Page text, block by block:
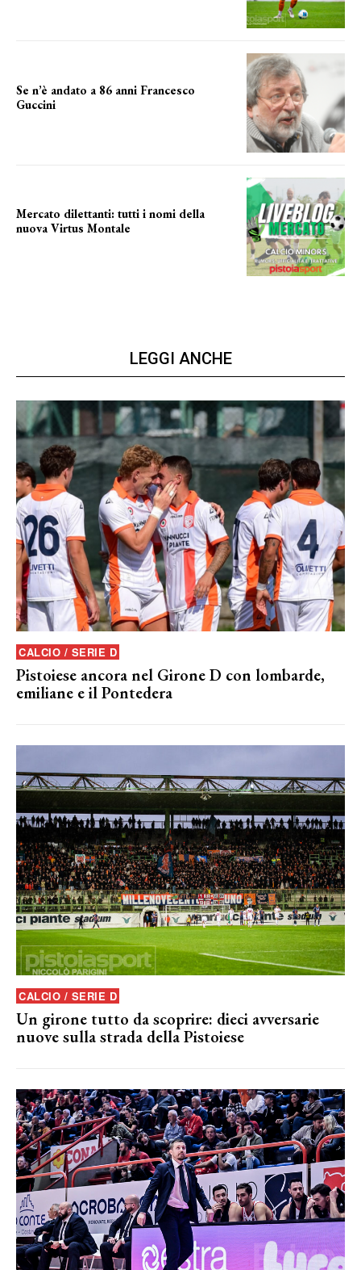
Se n’è andato a 86 anni Francesco
Guccini
Mercato dilettanti: tutti i nomi della
nuova Virtus Montale
LEGGI ANCHE
CALCIO / SERIE D
Pistoiese ancora nel Girone D con lombarde,
emiliane e il Pontedera
CALCIO / SERIE D
Un girone tutto da scoprire: dieci avversarie
nuove sulla strada della Pistoiese